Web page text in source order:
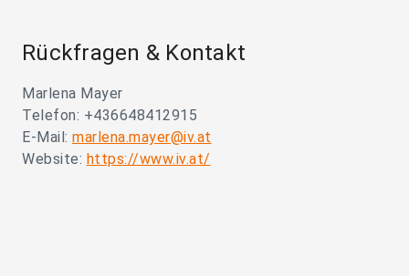
Rückfragen & Kontakt
Marlena Mayer
Telefon: +436648412915
E-Mail: marlena.mayer@iv.at
Website: https://www.iv.at/